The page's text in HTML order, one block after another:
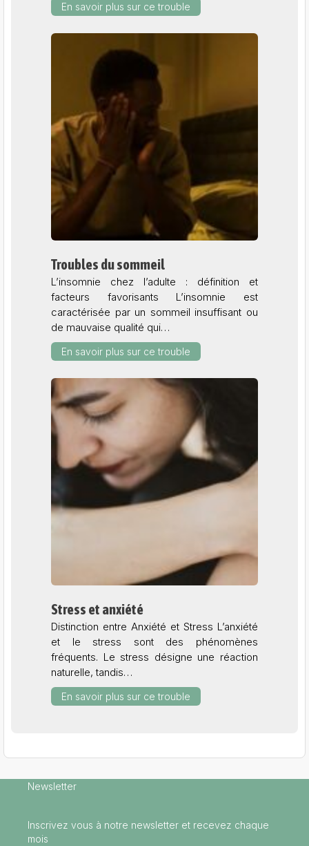
En savoir plus sur ce trouble
Troubles du sommeil
L’insomnie chez l’adulte : définition et
facteurs favorisants L’insomnie est
caractérisée par un sommeil insuffisant ou
de mauvaise qualité qui…
En savoir plus sur ce trouble
Stress et anxiété
Distinction entre Anxiété et Stress L’anxiété
et le stress sont des phénomènes
fréquents. Le stress désigne une réaction
naturelle, tandis…
En savoir plus sur ce trouble
Newsletter
Inscrivez vous à notre newsletter et recevez chaque
mois